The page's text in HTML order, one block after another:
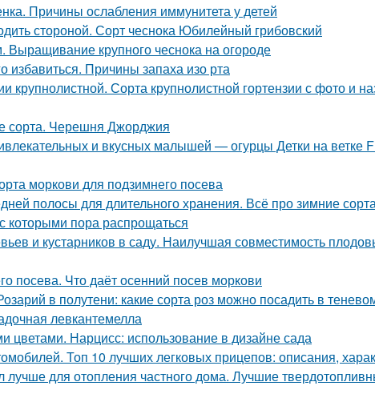
Причины ослабления иммунитета у детей
стороной. Сорт чеснока Юбилейный грибовский
крупного чеснока на огороде
избавиться. Причины запаха изо рта
крупнолистной. Сорта крупнолистной гортензии с фото и
сорта. Черешня Джорджия
и вкусных малышей — огурцы Детки на ветке
моркови для подзимнего посева
полосы для длительного хранения. Всё про зимние
которыми пора распрощаться
и кустарников в саду. Наилучшая совместимость
посева. Что даёт осенний посев моркови
в полутени: какие сорта роз можно посадить в
левкантемелла
цветами. Нарцисс: использование в дизайне сада
Топ 10 лучших легковых прицепов: описания,
лучше для отопления частного дома. Лучшие